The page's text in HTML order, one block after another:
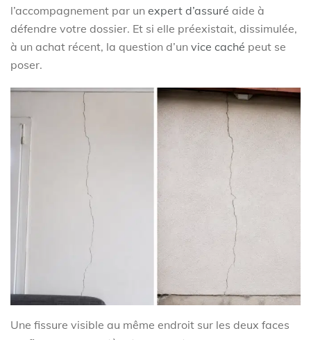
l’accompagnement par un expert d’assuré aide à
défendre votre dossier. Et si elle préexistait, dissimulée,
à un achat récent, la question d’un vice caché peut se
poser.
Une fissure visible au même endroit sur les deux faces